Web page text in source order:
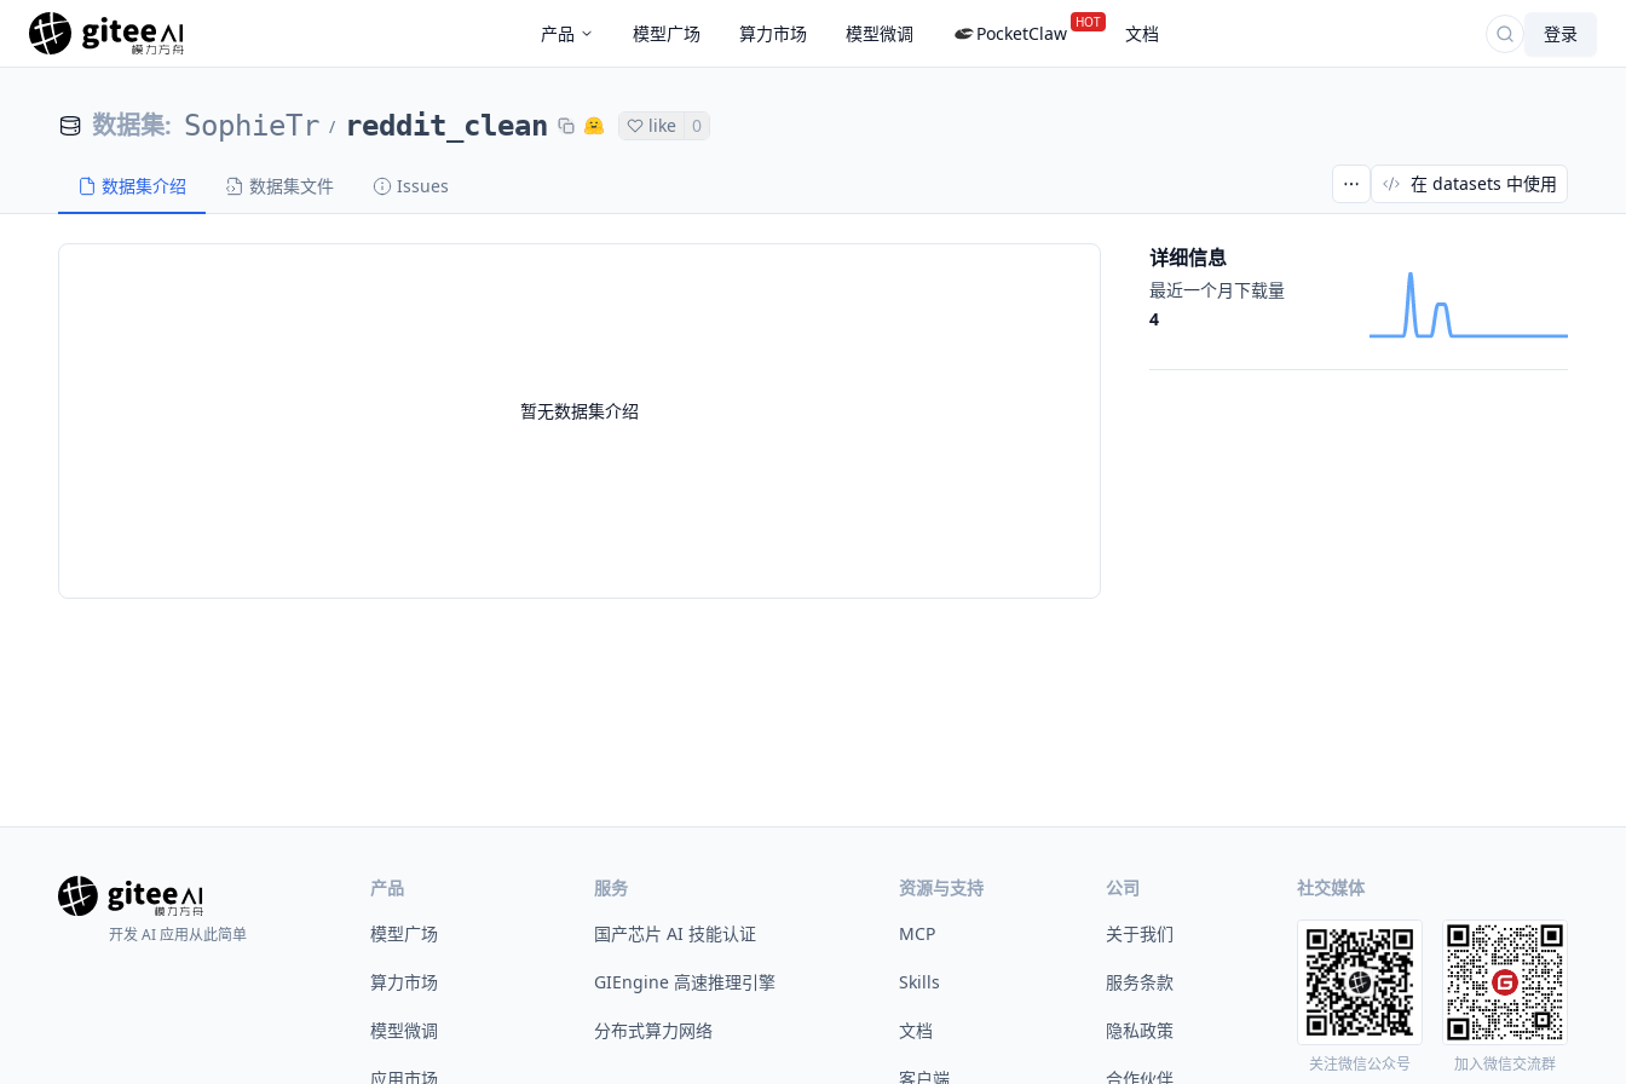
产品 模型广场 算力市场 模型微调 PocketClaw HOT 文档 登录
数据集: SophieTr / reddit_clean like 0
数据集介绍 数据集文件 Issues 在 datasets 中使用
暂无数据集介绍
详细信息
最近一个月下载量
4
开发 AI 应用从此简单
产品
模型广场
算力市场
模型微调
应用市场
服务
国产芯片 AI 技能认证
GIEngine 高速推理引擎
分布式算力网络
资源与支持
MCP
Skills
文档
客户端
公司
关于我们
服务条款
隐私政策
合作伙伴
社交媒体
关注微信公众号 加入微信交流群